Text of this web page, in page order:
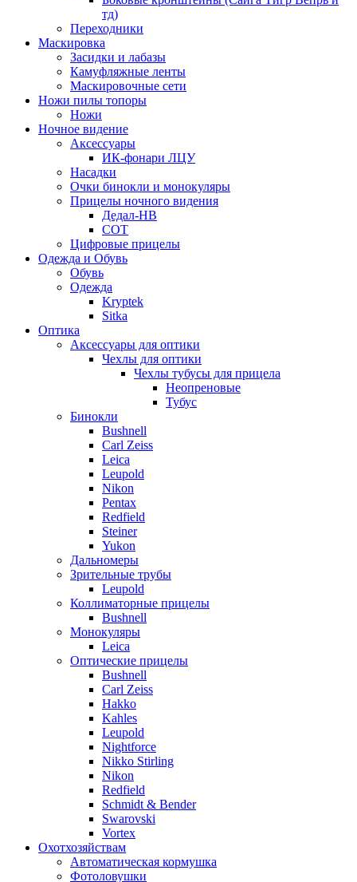
тд)
Переходники
Маскировка
Засидки и лабазы
Камуфляжные ленты
Маскировочные сети
Ножи пилы топоры
Ножи
Ночное видение
Аксессуары
ИК-фонари ЛЦУ
Насадки
Очки бинокли и монокуляры
Прицелы ночного видения
Дедал-НВ
СОТ
Цифровые прицелы
Одежда и Обувь
Обувь
Одежда
Kryptek
Sitka
Оптика
Аксессуары для оптики
Чехлы для оптики
Чехлы тубусы для прицела
Неопреновые
Тубус
Бинокли
Bushnell
Carl Zeiss
Leica
Leupold
Nikon
Pentax
Redfield
Steiner
Yukon
Дальномеры
Зрительные трубы
Leupold
Коллиматорные прицелы
Bushnell
Монокуляры
Leica
Оптические прицелы
Bushnell
Carl Zeiss
Hakko
Kahles
Leupold
Nightforce
Nikko Stirling
Nikon
Redfield
Schmidt & Bender
Swarovski
Vortex
Охотхозяйствам
Автоматическая кормушка
Фотоловушки